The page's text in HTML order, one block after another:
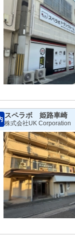
スペラボ 姫路車崎
株式会社UK Corporation